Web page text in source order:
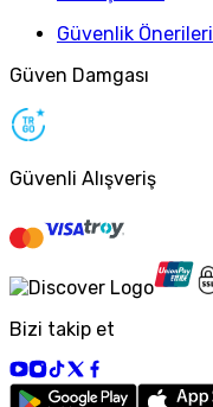
Güvenlik Önerileri
Güven Damgası
Güvenli Alışveriş
Bizi takip et